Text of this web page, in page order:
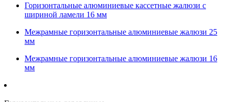
Горизонтальные алюминиевые кассетные жалюзи с
шириной ламели 16 мм
Межрамные горизонтальные алюминиевые жалюзи 25
мм
Межрамные горизонтальные алюминиевые жалюзи 16
мм